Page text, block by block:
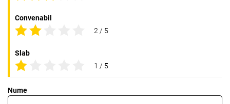
Convenabil
2 / 5
Slab
1 / 5
Nume